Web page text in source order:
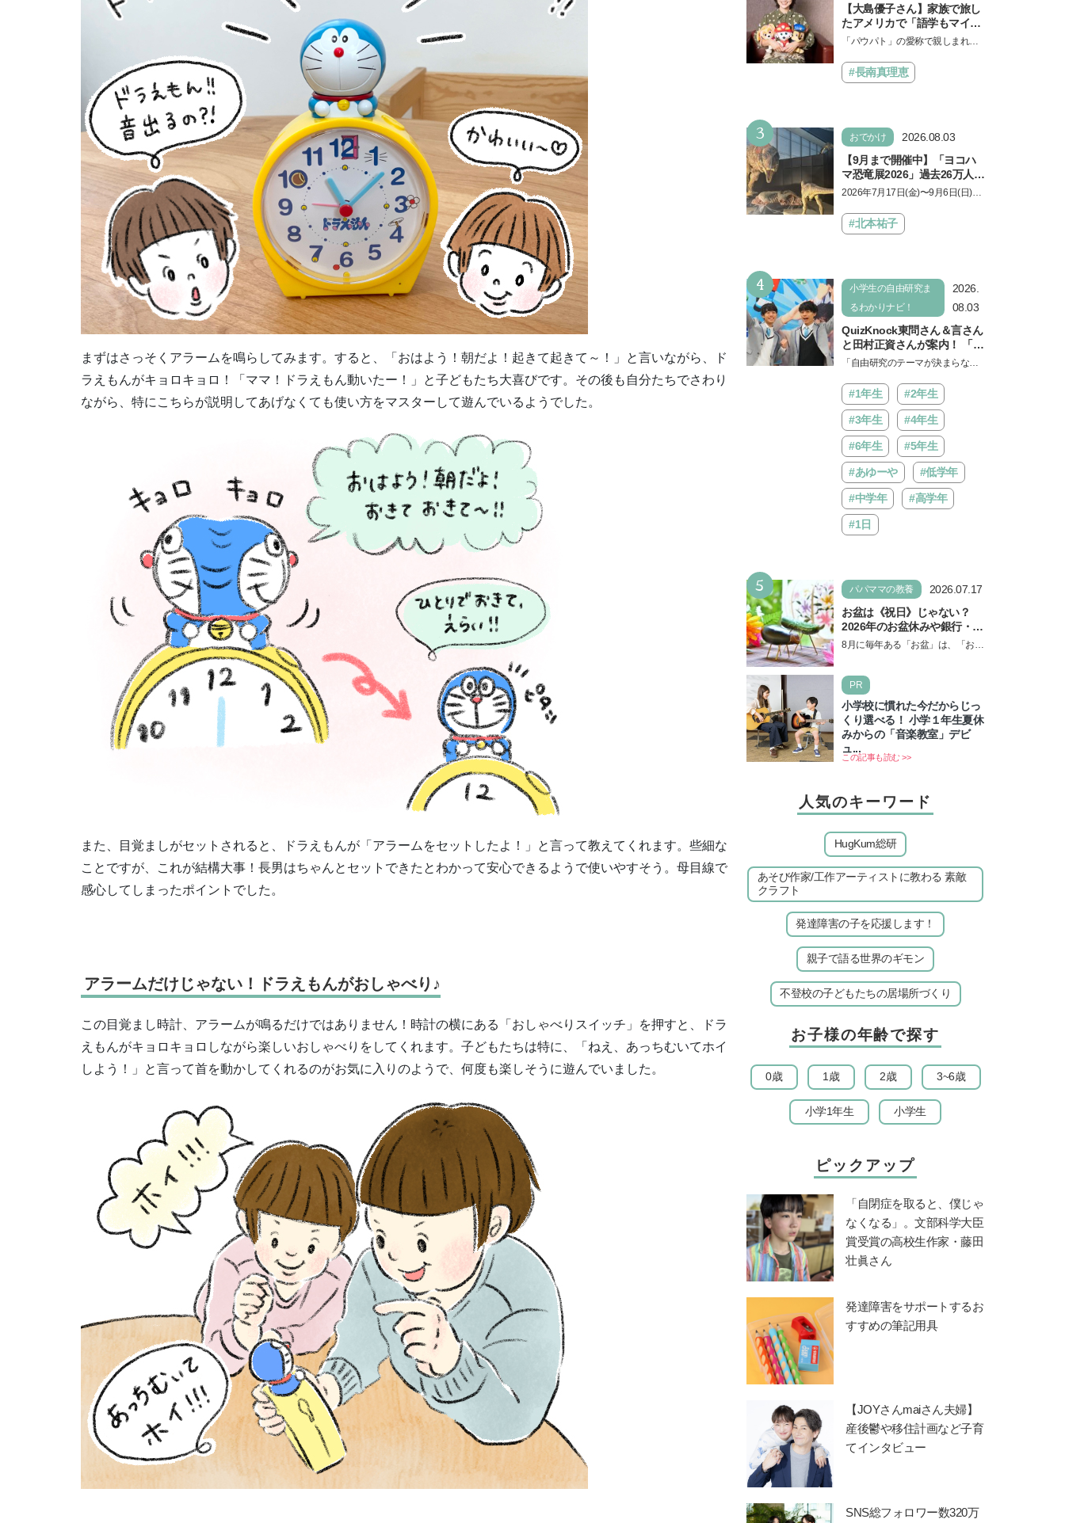
まずはさっそくアラームを鳴らしてみます。すると、「おはよう！朝だよ！起きて起きて～！」と言いながら、ド
ラえもんがキョロキョロ！「ママ！ドラえもん動いたー！」と子どもたち大喜びです。その後も自分たちでさわり
ながら、特にこちらが説明してあげなくても使い方をマスターして遊んでいるようでした。
また、目覚ましがセットされると、ドラえもんが「アラームをセットしたよ！」と言って教えてくれます。些細な
ことですが、これが結構大事！長男はちゃんとセットできたとわかって安心できるようで使いやすそう。母目線で
感心してしまったポイントでした。
アラームだけじゃない！ドラえもんがおしゃべり♪
この目覚まし時計、アラームが鳴るだけではありません！時計の横にある「おしゃべりスイッチ」を押すと、ドラ
えもんがキョロキョロしながら楽しいおしゃべりをしてくれます。子どもたちは特に、「ねえ、あっちむいてホイ
しよう！」と言って首を動かしてくれるのがお気に入りのようで、何度も楽しそうに遊んでいました。
【大島優子さん】家族で旅し
たアメリカで「語学もマイン
ドも！ 子どもの成長はすごか
『パウ・パトロール ザ・ダイ
ノ・ムービー』ではあきらめ
「パウパト」の愛称で親しまれる
の劇場版シリーズ第3弾、映画『パ
ウ・パトロール ザ…
#長南真理恵
3 おでかけ
2026.08.03
【9月まで開催中】「ヨコハ
マ恐竜展2026」過去26万人を
動員した恐竜展が9年ぶりに
しむポイントを完全ガイド
2026年7月17日(金)〜9月6日(日)、
「ヨコハマ恐竜展2026〜恐竜の食
卓大図鑑〜」が開催…
#北本祐子
4
小学生の自由研究ま
るわかりナビ！
2026.
08.03
QuizKnock東問さん＆言さん
と田村正資さんが案内！ 「よ
みうりランド」で遊びながら
ントが開催
「自由研究のテーマが決まらな
ントをくれるイベントが、よみう
りランド「グッジョバ!!…
#1年生 #2年生
#3年生 #4年生
#6年生 #5年生
#あゆーや #低学年
#中学年 #高学年
#1日
5 パパママの教養
2026.07.17
お盆は《祝日》じゃない？
2026年のお盆休みや銀行・役
所の営業や交通機関情報も紹
8月に毎年ある「お盆」は、「お盆
ずは2026年のお盆…
PR
小学校に慣れた今だからじっ
くり選べる！ 小学１年生夏休
みからの「音楽教室」デビ
ュ...
この記事も読む >>
人気のキーワード
HugKum総研
あそび作家/工作アーティストに教わる 素敵
クラフト
発達障害の子を応援します！
親子で語る世界のギモン
不登校の子どもたちの居場所づくり
お子様の年齢で探す
0歳 1歳 2歳 3~6歳
小学1年生 小学生
ピックアップ
「自閉症を取ると、僕じゃ
なくなる」。文部科学大臣
賞受賞の高校生作家・藤田
壮眞さん
発達障害をサポートするお
すすめの筆記用具
【JOYさんmaiさん夫婦】
産後鬱や移住計画など子育
てインタビュー
SNS総フォロワー数320万